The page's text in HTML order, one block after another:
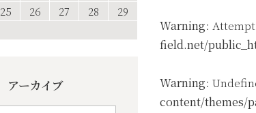
Warning:
field.net/
Warning:
content/themes/
25 26 27 28
29
アーカイブ